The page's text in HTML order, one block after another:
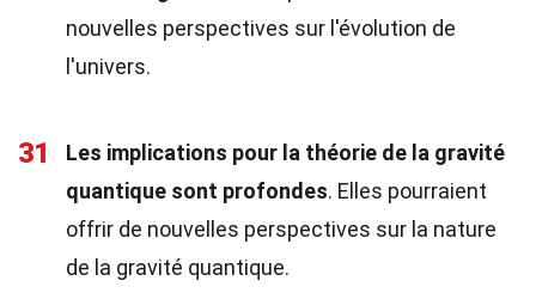
nouvelles perspectives sur l'évolution de
l'univers.
31
Les implications pour la théorie de la gravité
quantique sont profondes. Elles pourraient
offrir de nouvelles perspectives sur la nature
de la gravité quantique.